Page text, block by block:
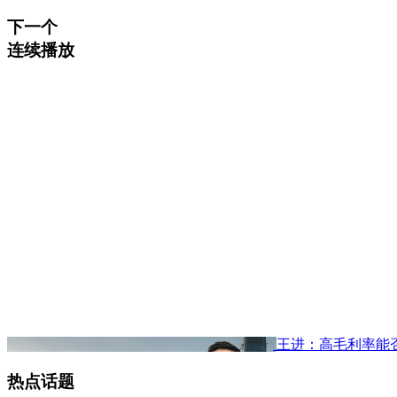
下一个
连续播放
王进：高毛利率能
热点话题